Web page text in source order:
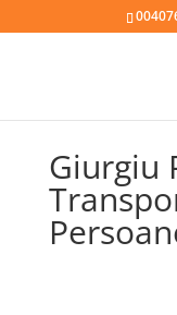
Giurgiu